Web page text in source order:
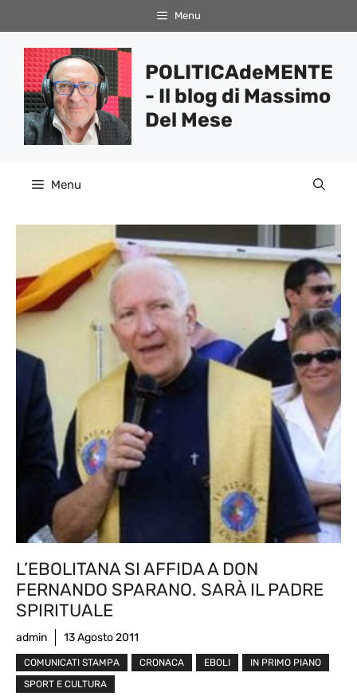
al
contenuto
Menu
POLITICAdeMENTE
- Il blog di Massimo
Del Mese
Menu
L’EBOLITANA SI AFFIDA A DON
FERNANDO SPARANO. SARÀ IL PADRE
SPIRITUALE
admin 13 Agosto 2011
COMUNICATI STAMPA CRONACA EBOLI
IN PRIMO PIANO
SPORT E CULTURA